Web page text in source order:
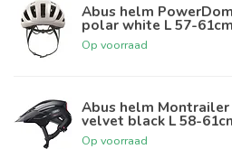
Abus helm
polar white L 57-61cm
Op voorraad
Abus helm Montrailer
velvet black L 58-
Op voorraad